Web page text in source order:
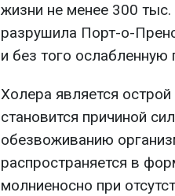
жизни не менее 300 тыс.
разрушила Порт-о-
и без того ослабленную
Холера является
становится причиной
обезвоживанию
распространяется в
молниеносно при